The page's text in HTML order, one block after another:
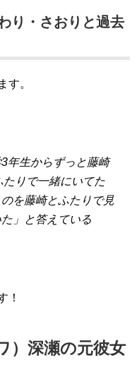
り・さおりと過去
す。
年生からずっと藤崎
たりで一緒にいてた
を藤崎とふたりで見
」と答えている
！
）深瀬の元彼女